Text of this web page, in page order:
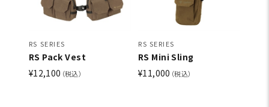
RS SERIES
RS Pack Vest
¥12,100 （税込）
RS SERIES
RS Mini Sling
¥11,000 （税込）